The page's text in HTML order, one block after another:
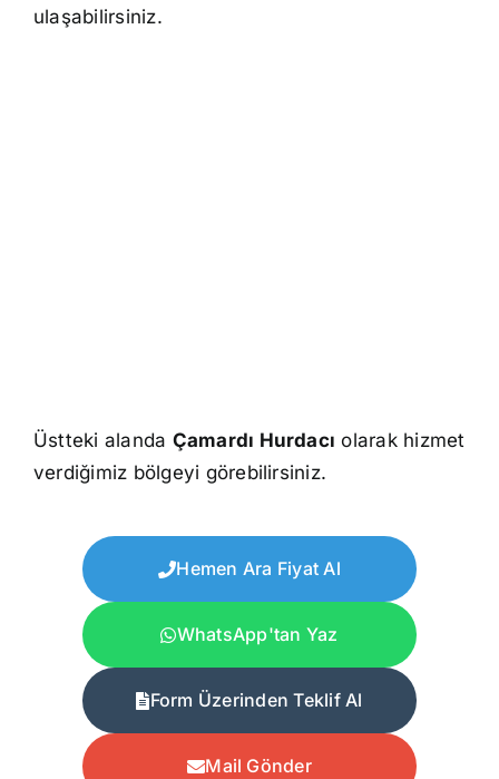
ulaşabilirsiniz.
Üstteki alanda Çamardı Hurdacı olarak hizmet
verdiğimiz bölgeyi görebilirsiniz.
Hemen Ara Fiyat Al
WhatsApp'tan Yaz
Form Üzerinden Teklif Al
Mail Gönder